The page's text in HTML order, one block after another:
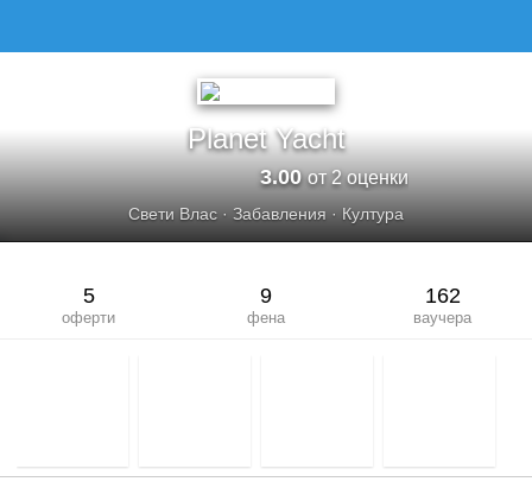
Planet Yacht
3.00от 2 оценки
Свети Влас · Забавления · Култура
5
оферти
9
фена
162
ваучера